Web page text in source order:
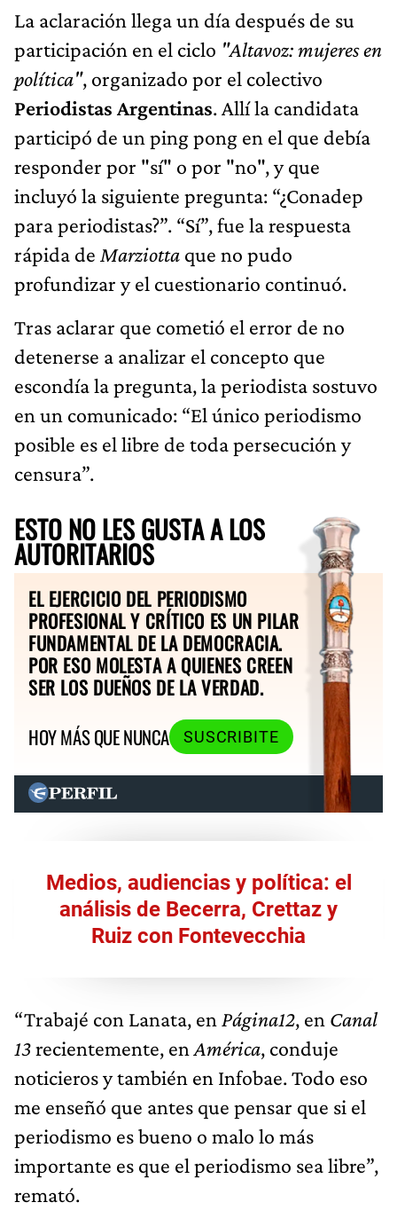
La aclaración llega un día después de su
participación en el ciclo "Altavoz: mujeres en
política", organizado por el colectivo
Periodistas Argentinas. Allí la candidata
participó de un ping pong en el que debía
responder por "sí" o por "no", y que
incluyó la siguiente pregunta: “¿Conadep
para periodistas?”. “Sí”, fue la respuesta
rápida de Marziotta que no pudo
profundizar y el cuestionario continuó.
Tras aclarar que cometió el error de no
detenerse a analizar el concepto que
escondía la pregunta, la periodista sostuvo
en un comunicado: “El único periodismo
posible es el libre de toda persecución y
censura”.
ESTO NO LES GUSTA A LOS
AUTORITARIOS
EL EJERCICIO DEL PERIODISMO
PROFESIONAL Y CRÍTICO ES UN PILAR
FUNDAMENTAL DE LA DEMOCRACIA.
POR ESO MOLESTA A QUIENES CREEN
SER LOS DUEÑOS DE LA VERDAD.
HOY MÁS QUE NUNCA
SUSCRIBITE
Medios, audiencias y política: el
análisis de Becerra, Crettaz y
Ruiz con Fontevecchia
“Trabajé con Lanata, en Página12, en Canal
13recientemente, en América, conduje
noticieros y también en Infobae. Todo eso
me enseñó que antes que pensar que si el
periodismo es bueno o malo lo más
importante es que el periodismo sea libre”,
remató.